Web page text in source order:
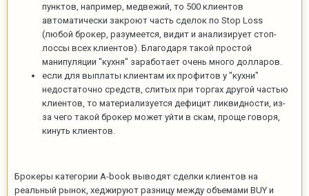
пунктов, например, медвежий, то 500 клиентов
автоматически закроют часть сделок по Stop Loss
(любой брокер, разумеется, видит и анализирует стоп-
лоссы всех клиентов). Благодаря такой простой
манипуляции "кухня" заработает очень много долларов.
если для выплаты клиентам их профитов у "кухни"
недостаточно средств, слитых при торгах другой частью
клиентов, то материализуется дефицит ликвидности, из-
за чего такой брокер может уйти в скам, проще говоря,
кинуть клиентов.
Брокеры категории А-book выводят сделки клиентов на
реальный рынок, хеджируют разницу между объемами BUY и